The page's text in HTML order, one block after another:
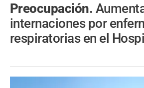
Preocupación.
internaciones por
respiratorias en el